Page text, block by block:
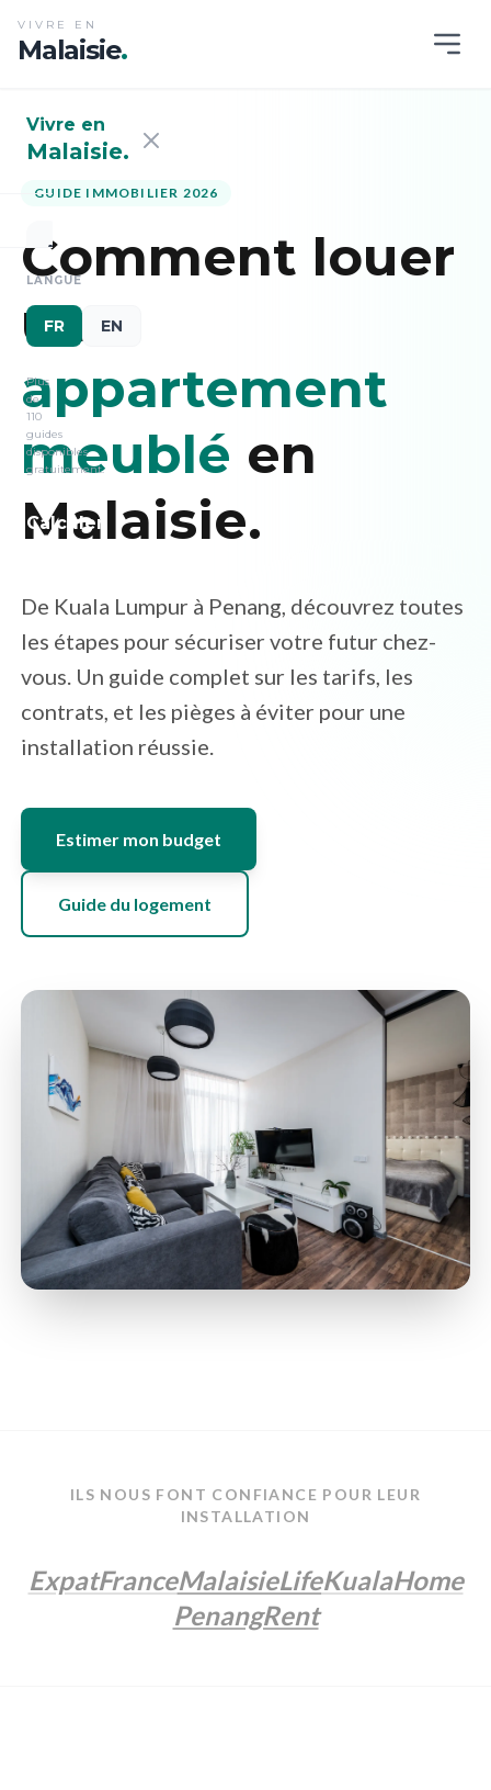
VIVRE EN
Malaisie.
Vivre en
Malaisie.
Accueil
NAVIGATION
RAPIDE
Installation
Logement
Emploi
Régions
LANGUE
FR EN
Plus
de
110
guides
disponibles
gratuitement.
Calculer
GUIDE IMMOBILIER 2026
Comment louer
un
appartement
meublé en
Malaisie.
De Kuala Lumpur à Penang, découvrez toutes
les étapes pour sécuriser votre futur chez-
vous. Un guide complet sur les tarifs, les
contrats, et les pièges à éviter pour une
installation réussie.
Estimer mon budget
Guide du logement
ILS NOUS FONT CONFIANCE POUR LEUR
INSTALLATION
ExpatFranceMalaisieLifeKualaHome
PenangRent